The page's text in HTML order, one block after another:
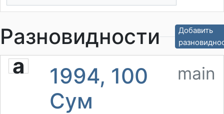
Разновидности
Добавить
a
1994, 100
Сум
main